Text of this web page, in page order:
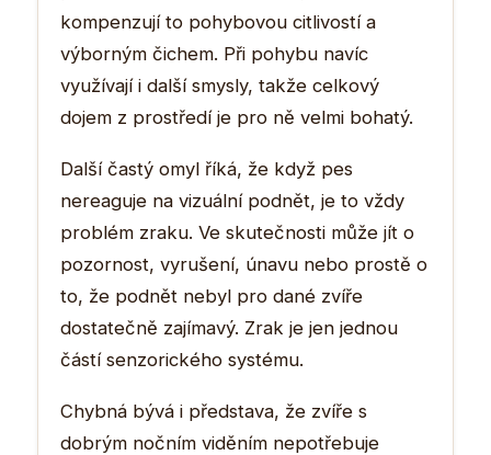
kompenzují to pohybovou citlivostí a
výborným čichem. Při pohybu navíc
využívají i další smysly, takže celkový
dojem z prostředí je pro ně velmi bohatý.
Další častý omyl říká, že když pes
nereaguje na vizuální podnět, je to vždy
problém zraku. Ve skutečnosti může jít o
pozornost, vyrušení, únavu nebo prostě o
to, že podnět nebyl pro dané zvíře
dostatečně zajímavý. Zrak je jen jednou
částí senzorického systému.
Chybná bývá i představa, že zvíře s
dobrým nočním viděním nepotřebuje